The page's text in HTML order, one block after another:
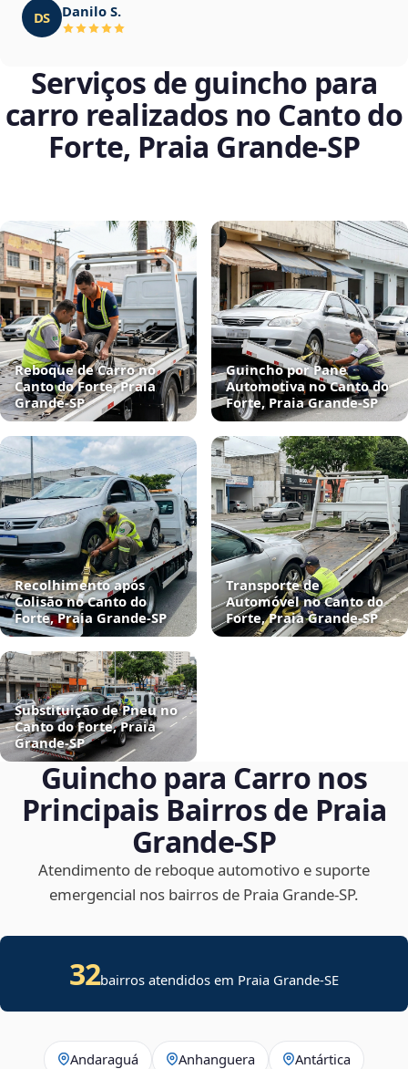
DS Danilo S.
Serviços de guincho para
carro realizados no Canto do
Forte, Praia Grande‑SP
Reboque de Carro no
Canto do Forte, Praia
Grande‑SP
Guincho por Pane
Automotiva no Canto do
Forte, Praia Grande‑SP
Recolhimento após
Colisão no Canto do
Forte, Praia Grande‑SP
Transporte de
Automóvel no Canto do
Forte, Praia Grande‑SP
Substituição de Pneu no
Canto do Forte, Praia
Grande‑SP
Guincho para Carro nos
Principais Bairros de Praia
Grande‑SP
Atendimento de reboque automotivo e suporte
emergencial nos bairros de Praia Grande‑SP.
32bairros atendidos em Praia Grande-SE
Andaraguá Anhanguera Antártica